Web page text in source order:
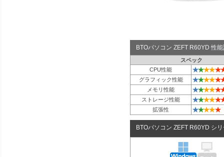
BTOパソコン ZEFT R60YD 性
スペック
CPU性能
★★★★★
グラフィック性能 ★★★★★
メモリ性能 ★★★★★
ストレージ性能 ★★★★★
拡張性 ★★★★★
BTOパソコン ZEFT R60YD シ